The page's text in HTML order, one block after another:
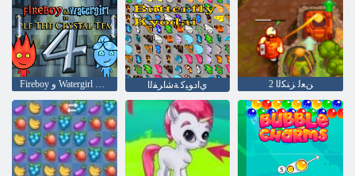
Fireboy ﻭ Watergirl 4: Crystal Temple ﻱﺍﺩﻮﻴﻛ ﺔﺷﺍﺮﻔﻟﺍ 2 ﻦﻌﻟ ﺰﻨﻜﻟﺍ